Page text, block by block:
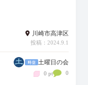
川崎市高津区
投稿：2024.9.1
土曜日の会
0 pt 0